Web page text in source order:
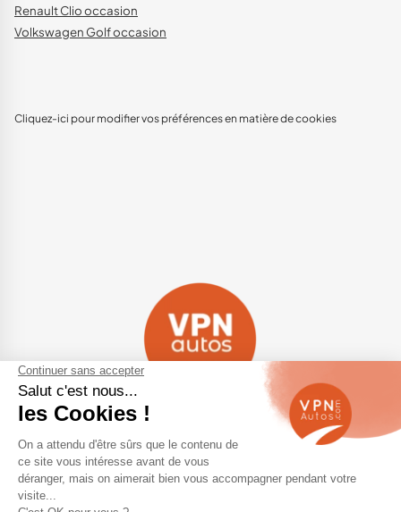
Renault Clio occasion
Volkswagen Golf occasion
Cliquez-ici pour modifier vos préférences en matière de cookies
Navigation
Qui sommes-nous ?
Contactez-nous
VPN Autos Pro - Notre site de
voitures d'occasion pour
Plan du site